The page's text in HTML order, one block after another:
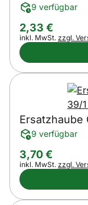
9 verfügbar
2,33 €
Steuerhinweis:
inkl. MwSt. zzgl.
Ersatzhaube
9 verfügbar
3,70€
Steuerhinweis:
inkl. MwSt. zzgl.